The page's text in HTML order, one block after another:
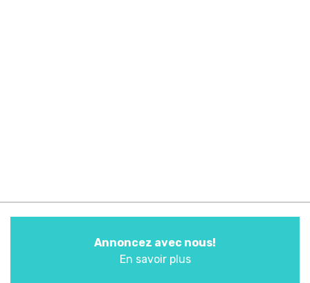
Annoncez avec nous!
En savoir plus